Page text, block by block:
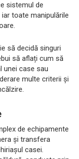
sistemul de
toate manipulările
să decidă singuri
să aflați cum să
unei case sau
multe criterii și
de echipamente
și transfera
casei.